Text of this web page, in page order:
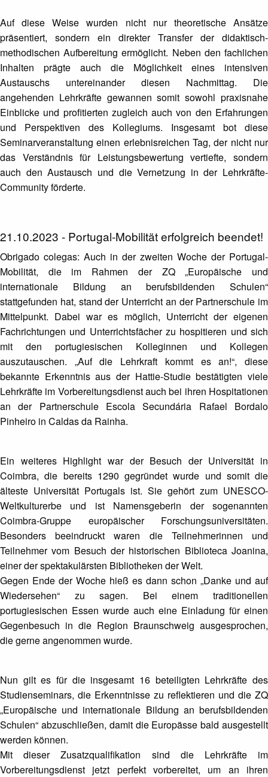
Auf diese Weise wurden nicht nur theoretische Ansätze
präsentiert, sondern ein direkter Transfer der didaktisch-
methodischen Aufbereitung ermöglicht. Neben den fachlichen
Inhalten prägte auch die Möglichkeit eines intensiven
Austauschs untereinander diesen Nachmittag. Die
angehenden Lehrkräfte gewannen somit sowohl praxisnahe
Einblicke und profitierten zugleich auch von den Erfahrungen
und Perspektiven des Kollegiums. Insgesamt bot diese
Seminarveranstaltung einen erlebnisreichen Tag, der nicht nur
das Verständnis für Leistungsbewertung vertiefte, sondern
auch den Austausch und die Vernetzung in der Lehrkräfte-
Community förderte.
21.10.2023 - Portugal-Mobilität erfolgreich beendet!
Obrigado colegas: Auch in der zweiten Woche der Portugal-
Mobilität, die im Rahmen der ZQ „Europäische und
internationale Bildung an berufsbildenden Schulen“
stattgefunden hat, stand der Unterricht an der Partnerschule im
Mittelpunkt. Dabei war es möglich, Unterricht der eigenen
Fachrichtungen und Unterrichtsfächer zu hospitieren und sich
mit den portugiesischen Kolleginnen und Kollegen
auszutauschen. „Auf die Lehrkraft kommt es an!“, diese
bekannte Erkenntnis aus der Hattie-Studie bestätigten viele
Lehrkräfte im Vorbereitungsdienst auch bei ihren Hospitationen
an der Partnerschule Escola Secundária Rafael Bordalo
Pinheiro in Caldas da Rainha.
Ein weiteres Highlight war der Besuch der Universität in
Coimbra, die bereits 1290 gegründet wurde und somit die
älteste Universität Portugals ist. Sie gehört zum UNESCO-
Weltkulturerbe und ist Namensgeberin der sogenannten
Coimbra-Gruppe europäischer Forschungsuniversitäten.
Besonders beeindruckt waren die Teilnehmerinnen und
Teilnehmer vom Besuch der historischen Biblioteca Joanina,
einer der spektakulärsten Bibliotheken der Welt.
Gegen Ende der Woche hieß es dann schon „Danke und auf
Wiedersehen“ zu sagen. Bei einem traditionellen
portugiesischen Essen wurde auch eine Einladung für einen
Gegenbesuch in die Region Braunschweig ausgesprochen,
die gerne angenommen wurde.
Nun gilt es für die insgesamt 16 beteiligten Lehrkräfte des
Studienseminars, die Erkenntnisse zu reflektieren und die ZQ
„Europäische und internationale Bildung an berufsbildenden
Schulen“ abzuschließen, damit die Europässe bald ausgestellt
werden können.
Mit dieser Zusatzqualifikation sind die Lehrkräfte im
Vorbereitungsdienst jetzt perfekt vorbereitet, um an ihren